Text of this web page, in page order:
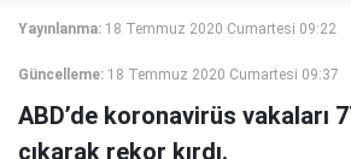
Yayınlanma: 18 Temmuz 2020 Cumartesi 09:22
Güncelleme: 18 Temmuz 2020 Cumartesi 09:37
ABD’de koronavirüs vakaları
çıkarak rekor kırdı.